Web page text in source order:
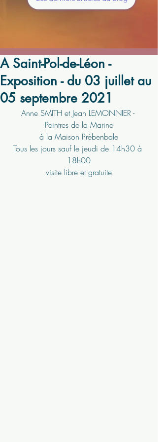
A Saint-Pol-de-Léon -
Exposition - du 03 juillet au
05 septembre 2021
Anne SMITH et Jean LEMONNIER -
Peintres de la Marine
à la Maison Prébenbale
Tous les jours sauf le jeudi de 14h30 à
18h00
visite libre et gratuite